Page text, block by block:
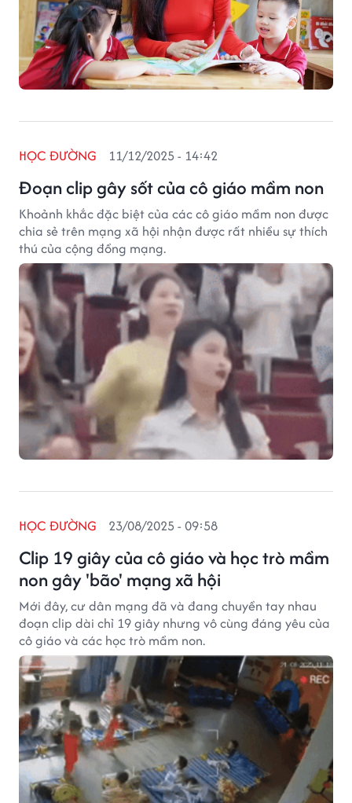
Đoạn clip gây sốt của cô giáo mầm non
HỌC ĐƯỜNG 11/12/2025 - 14:42
Khoảnh khắc đặc biệt của các cô giáo mầm non được
chia sẻ trên mạng xã hội nhận được rất nhiều sự thích
thú của cộng đồng mạng.
Clip 19 giây của cô giáo và học trò mầm
non gây 'bão' mạng xã hội
HỌC ĐƯỜNG 23/08/2025 - 09:58
Mới đây, cư dân mạng đã và đang chuyền tay nhau
đoạn clip dài chỉ 19 giây nhưng vô cùng đáng yêu của
cô giáo và các học trò mầm non.